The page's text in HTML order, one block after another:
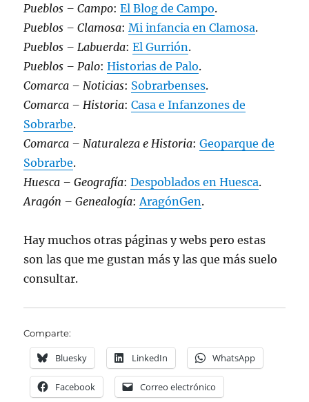
Pueblos – Campo:El Blog de Campo.
Pueblos – Clamosa:Mi infancia en Clamosa.
Pueblos – Labuerda:El Gurrión.
Pueblos – Palo:Historias de Palo.
Comarca – Noticias: Sobrarbenses.
Comarca – Historia:Casa e Infanzones de
Sobrarbe.
Comarca – Naturaleza e Historia:Geoparque de
Sobrarbe.
Huesca – Geografía:Despoblados en Huesca.
Aragón – Genealogía: AragónGen.
Hay muchos otras páginas y webs pero estas
son las que me gustan más y las que más suelo
consultar.
Comparte:
Bluesky LinkedIn WhatsApp
Facebook Correo electrónico